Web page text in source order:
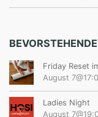
Friday Reset
August
Ladies Night
August